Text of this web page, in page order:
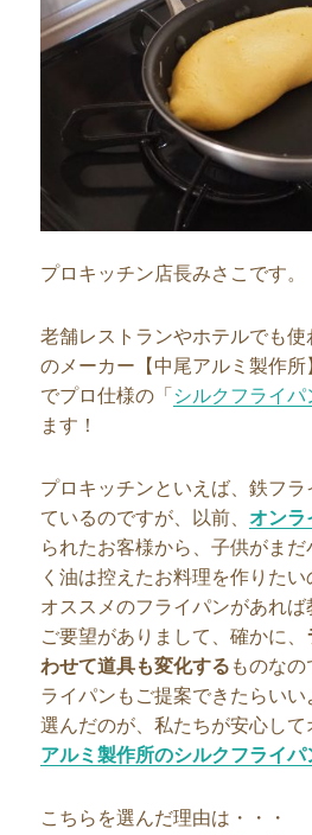
プロキッチン店長みさこです。
老舗レストランやホテルでも
のメーカー【中尾アルミ製作
でプロ仕様の「 シルクフライパ
ます！
プロキッチンといえば、鉄フ
ているのですが、以前、 オンラ
られたお客様から、子供がま
く油は控えたお料理を作りた
オススメのフライパンがあれ
ご要望がありまして、確かに、
わせて道具も変化する ものな
ライパンもご提案できたらい
選んだのが、私たちが安心し
アルミ製作所のシルクフライパ
こちらを選んだ理由は・・・